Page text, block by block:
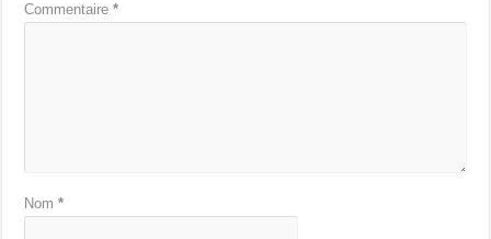
Commentaire*
Nom*